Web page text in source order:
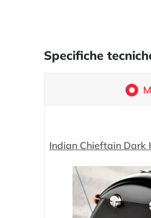
Specifiche
Indian Chieftain Dark